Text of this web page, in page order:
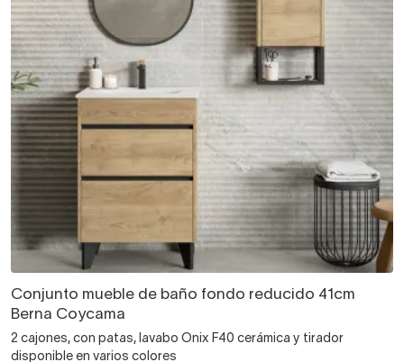
Conjunto mueble de baño fondo reducido 41cm
Berna Coycama
2 cajones, con patas, lavabo Onix F40 cerámica y tirador
disponible en varios colores